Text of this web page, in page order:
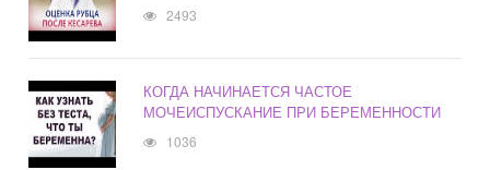
2493
КОГДА НАЧИНАЕТСЯ ЧАСТОЕ
МОЧЕИСПУСКАНИЕ ПРИ БЕРЕМЕННОСТИ
1036